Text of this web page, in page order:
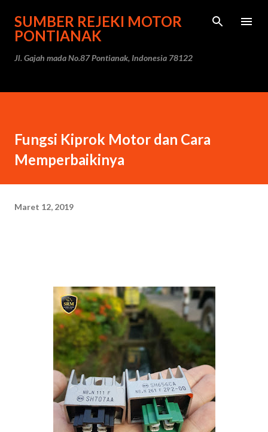
Langsung ke konten utama
SUMBER REJEKI MOTOR
PONTIANAK
Jl. Gajah mada No.87 Pontianak, Indonesia 78122
Fungsi Kiprok Motor dan Cara
Memperbaikinya
Maret 12, 2019